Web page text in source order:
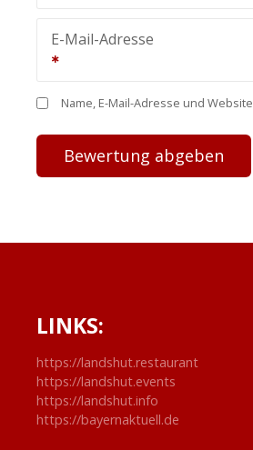
E-Mail-Adresse
Name, E-Mail-Adresse und
LINKS:
https://landshut.restaurant
https://landshut.events
https://landshut.info
https://bayernaktuell.de